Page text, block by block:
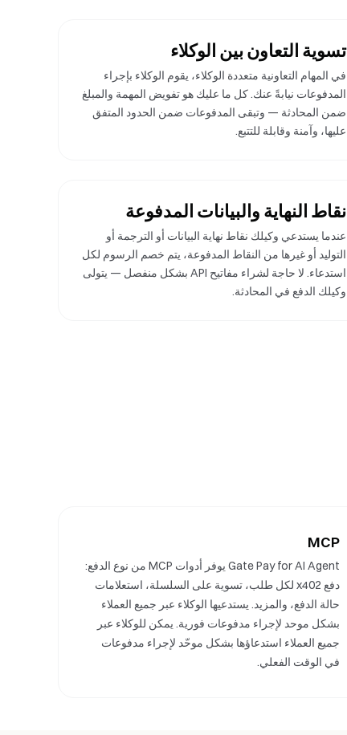
تسوية التعاون بين الوكلاء
في المهام التعاونية متعددة الوكلاء، يقوم الوكلاء بإجراء
المدفوعات نيابةً عنك. كل ما عليك هو تفويض المهمة والمبلغ
ضمن المحادثة — وتبقى المدفوعات ضمن الحدود المتفق
عليها، وآمنة وقابلة للتتبع.
نقاط النهاية والبيانات المدفوعة
عندما يستدعي وكيلك نقاط نهاية البيانات أو الترجمة أو
التوليد أو غيرها من النقاط المدفوعة، يتم خصم الرسوم لكل
استدعاء. لا حاجة لشراء مفاتيح API بشكل منفصل — يتولى
وكيلك الدفع في المحادثة.
MCP
Gate Pay for AI Agent يوفر أدوات MCP من نوع الدفع:
دفع x402 لكل طلب، تسوية على السلسلة، استعلامات
حالة الدفع، والمزيد. يستدعيها الوكلاء عبر جميع العملاء
بشكل موحد لإجراء مدفوعات فورية. يمكن للوكلاء عبر
جميع العملاء استدعاؤها بشكل موحّد لإجراء مدفوعات
في الوقت الفعلي.